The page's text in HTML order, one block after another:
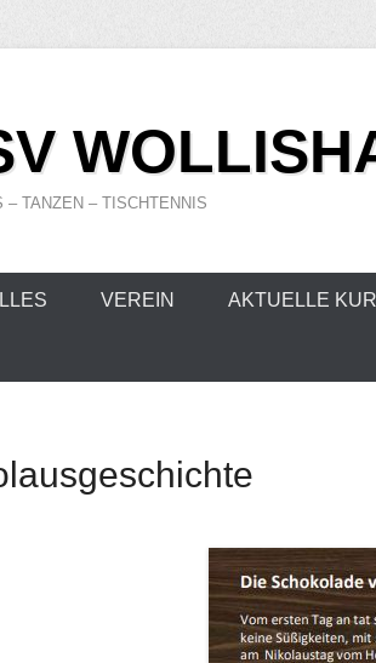
– TANZEN – TISCHTENNIS
VEREIN AKTUELLE